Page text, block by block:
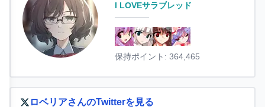
I LOVEサラブレッド
保持ポイント: 364,465
ロベリアさんのTwitterを見る